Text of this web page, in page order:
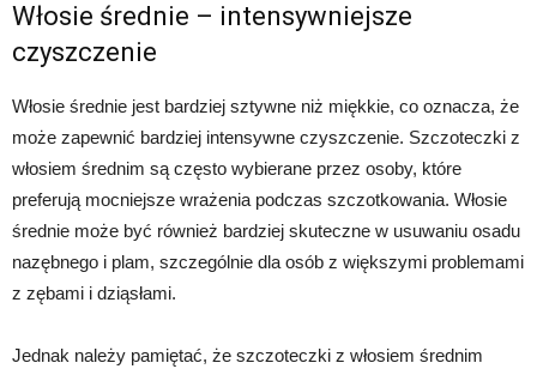
Włosie średnie – intensywniejsze
czyszczenie
Włosie średnie jest bardziej sztywne niż miękkie, co oznacza, że ​​
może zapewnić bardziej intensywne czyszczenie. Szczoteczki z
włosiem średnim są często wybierane przez osoby, które
preferują mocniejsze wrażenia podczas szczotkowania. Włosie
średnie może być również bardziej skuteczne w usuwaniu osadu
nazębnego i plam, szczególnie dla osób z większymi problemami
z zębami i dziąsłami.
Jednak należy pamiętać, że szczoteczki z włosiem średnim